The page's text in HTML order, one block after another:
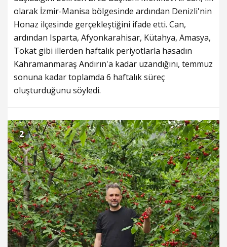
olarak İzmir-Manisa bölgesinde ardından Denizli'nin
Honaz ilçesinde gerçekleştiğini ifade etti. Can,
ardından Isparta, Afyonkarahisar, Kütahya, Amasya,
Tokat gibi illerden haftalık periyotlarla hasadın
Kahramanmaraş Andırın'a kadar uzandığını, temmuz
sonuna kadar toplamda 6 haftalık süreç
oluşturduğunu söyledi.
2